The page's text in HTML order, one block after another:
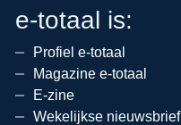
e-totaal is:
Profiel e-totaal
Magazine e-totaal
E-zine
Wekelijkse nieuwsbrief